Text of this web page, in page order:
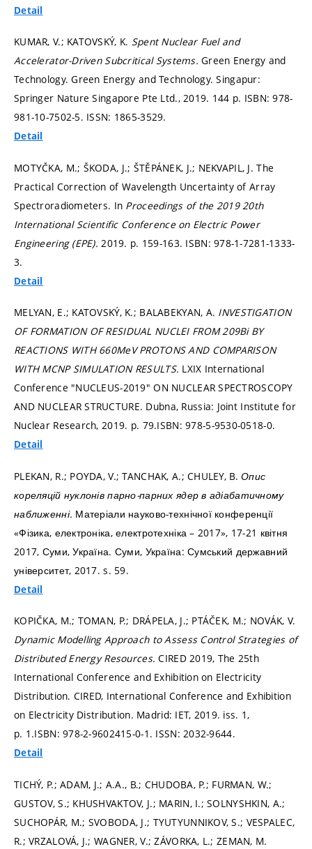
Detail
KUMAR, V.; KATOVSKÝ, K. Spent Nuclear Fuel and
Accelerator-Driven Subcritical Systems.Green Energy and
Technology. Green Energy and Technology. Singapur:
Springer Nature Singapore Pte Ltd., 2019. 144 p. ISBN: 978-
981-10-7502-5. ISSN: 1865-3529.
Detail
MOTYČKA, M.; ŠKODA, J.; ŠTĚPÁNEK, J.; NEKVAPIL, J. The
Practical Correction of Wavelength Uncertainty of Array
Spectroradiometers. In Proceedings of the 2019 20th
International Scientific Conference on Electric Power
Engineering (EPE). 2019. p. 159-163. ISBN: 978-1-7281-1333-
3.
Detail
MELYAN, E.; KATOVSKÝ, K.; BALABEKYAN, A. INVESTIGATION
OF FORMATION OF RESIDUAL NUCLEI FROM 209Bi BY
REACTIONS WITH 660MeV PROTONS AND COMPARISON
WITH MCNP SIMULATION RESULTS. LXIX International
Conference "NUCLEUS-2019" ON NUCLEAR SPECTROSCOPY
AND NUCLEAR STRUCTURE. Dubna, Russia: Joint Institute for
Nuclear Research, 2019. p. 79.ISBN: 978-5-9530-0518-0.
Detail
PLEKAN, R.; POYDA, V.; TANCHAK, A.; CHULEY, B.Опис
кореляцій нуклонів парно-парних ядер в адіабатичному
наближенні. Матеріали науково-технічної конференції
«Фізика, електроніка, електротехніка – 2017», 17-21 квітня
2017, Суми, Україна. Суми, Україна: Сумський державний
університет, 2017.s. 59.
Detail
KOPIČKA, M.; TOMAN, P.; DRÁPELA, J.; PTÁČEK, M.; NOVÁK, V.
Dynamic Modelling Approach to Assess Control Strategies of
Distributed Energy Resources.CIRED 2019, The 25th
International Conference and Exhibition on Electricity
Distribution. CIRED, International Conference and Exhibition
on Electricity Distribution. Madrid: IET, 2019. iss. 1,
p. 1.ISBN: 978-2-9602415-0-1. ISSN: 2032-9644.
Detail
TICHÝ, P.; ADAM, J.; A.A., B.; CHUDOBA, P.; FURMAN, W.;
GUSTOV, S.; KHUSHVAKTOV, J.; MARIN, I.; SOLNYSHKIN, A.;
SUCHOPÁR, M.; SVOBODA, J.; TYUTYUNNIKOV, S.; VESPALEC,
R.; VRZALOVÁ, J.; WAGNER, V.; ZÁVORKA, L.; ZEMAN, M.